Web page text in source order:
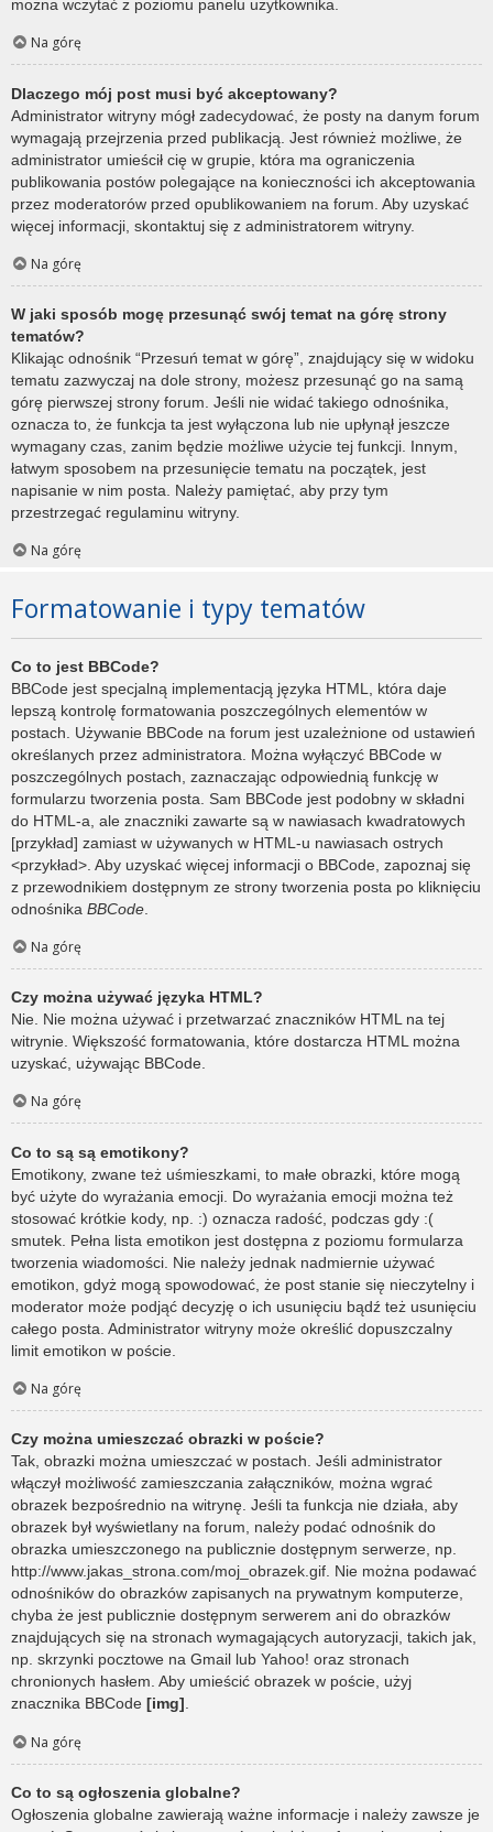
można wczytać z poziomu panelu użytkownika.
Na górę
Dlaczego mój post musi być akceptowany?
Administrator witryny mógł zadecydować, że posty na danym forum
wymagają przejrzenia przed publikacją. Jest również możliwe, że
administrator umieścił cię w grupie, która ma ograniczenia
publikowania postów polegające na konieczności ich akceptowania
przez moderatorów przed opublikowaniem na forum. Aby uzyskać
więcej informacji, skontaktuj się z administratorem witryny.
Na górę
W jaki sposób mogę przesunąć swój temat na górę strony
tematów?
Klikając odnośnik “Przesuń temat w górę”, znajdujący się w widoku
tematu zazwyczaj na dole strony, możesz przesunąć go na samą
górę pierwszej strony forum. Jeśli nie widać takiego odnośnika,
oznacza to, że funkcja ta jest wyłączona lub nie upłynął jeszcze
wymagany czas, zanim będzie możliwe użycie tej funkcji. Innym,
łatwym sposobem na przesunięcie tematu na początek, jest
napisanie w nim posta. Należy pamiętać, aby przy tym
przestrzegać regulaminu witryny.
Na górę
Formatowanie i typy tematów
Co to jest BBCode?
BBCode jest specjalną implementacją języka HTML, która daje
lepszą kontrolę formatowania poszczególnych elementów w
postach. Używanie BBCode na forum jest uzależnione od ustawień
określanych przez administratora. Można wyłączyć BBCode w
poszczególnych postach, zaznaczając odpowiednią funkcję w
formularzu tworzenia posta. Sam BBCode jest podobny w składni
do HTML-a, ale znaczniki zawarte są w nawiasach kwadratowych
[przykład] zamiast w używanych w HTML-u nawiasach ostrych
<przykład>. Aby uzyskać więcej informacji o BBCode, zapoznaj się
z przewodnikiem dostępnym ze strony tworzenia posta po kliknięciu
odnośnika BBCode
Na górę
Czy można używać języka HTML?
Nie. Nie można używać i przetwarzać znaczników HTML na tej
witrynie. Większość formatowania, które dostarcza HTML można
uzyskać, używając BBCode.
Na górę
Co to są są emotikony?
Emotikony, zwane też uśmieszkami, to małe obrazki, które mogą
być użyte do wyrażania emocji. Do wyrażania emocji można też
stosować krótkie kody, np. :) oznacza radość, podczas gdy :(
smutek. Pełna lista emotikon jest dostępna z poziomu formularza
tworzenia wiadomości. Nie należy jednak nadmiernie używać
emotikon, gdyż mogą spowodować, że post stanie się nieczytelny i
moderator może podjąć decyzję o ich usunięciu bądź też usunięciu
całego posta. Administrator witryny może określić dopuszczalny
limit emotikon w poście.
Na górę
Czy można umieszczać obrazki w poście?
Tak, obrazki można umieszczać w postach. Jeśli administrator
włączył możliwość zamieszczania załączników, można wgrać
obrazek bezpośrednio na witrynę. Jeśli ta funkcja nie działa, aby
obrazek był wyświetlany na forum, należy podać odnośnik do
obrazka umieszczonego na publicznie dostępnym serwerze, np.
http://www.jakas_strona.com/moj_obrazek.gif. Nie można podawać
odnośników do obrazków zapisanych na prywatnym komputerze,
chyba że jest publicznie dostępnym serwerem ani do obrazków
znajdujących się na stronach wymagających autoryzacji, takich jak,
np. skrzynki pocztowe na Gmail lub Yahoo! oraz stronach
chronionych hasłem. Aby umieścić obrazek w poście, użyj
znacznika BBCode [img].
Na górę
Co to są ogłoszenia globalne?
Ogłoszenia globalne zawierają ważne informacje i należy zawsze je